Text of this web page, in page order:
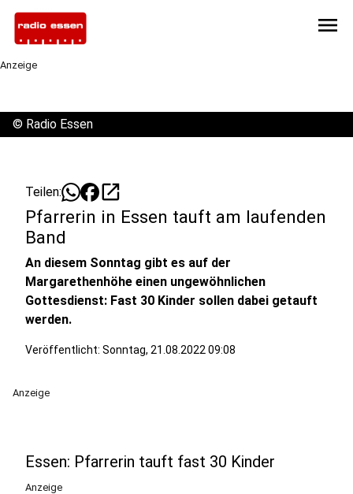
menu
Anzeige
© Radio Essen
Teilen: open_in_new
Pfarrerin in Essen tauft am laufenden
Band
An diesem Sonntag gibt es auf der
Margarethenhöhe einen ungewöhnlichen
Gottesdienst: Fast 30 Kinder sollen dabei getauft
werden.
Veröffentlicht: Sonntag, 21.08.2022 09:08
Anzeige
Essen: Pfarrerin tauft fast 30 Kinder
Anzeige